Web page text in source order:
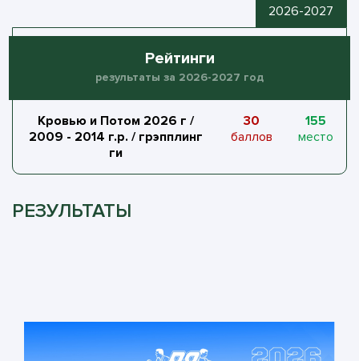
2026-2027
Рейтинги
результаты за 2026-2027 год
Кровью и Потом 2026 г /
2009 - 2014 г.р. / грэпплинг
ги
30
баллов
155
место
РЕЗУЛЬТАТЫ